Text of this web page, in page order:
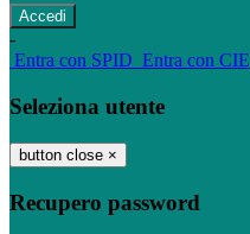
-
Entra con SPID Entra con CIE
Seleziona utente
button close ×
Recupero password